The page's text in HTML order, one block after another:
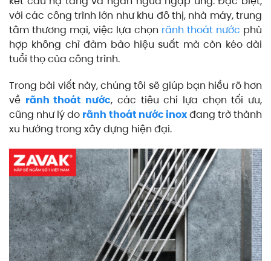
với các công trình lớn như khu đô thị, nhà máy, trung
tâm thương mại, việc lựa chọn rãnh thoát nước phù
hợp không chỉ đảm bảo hiệu suất mà còn kéo dài
tuổi thọ của công trình.
Trong bài viết này, chúng tôi sẽ giúp bạn hiểu rõ hơn
về rãnh thoát nước, các tiêu chí lựa chọn tối ưu,
cũng như lý do rãnh thoát nước inoxđang trở thành
xu hướng trong xây dựng hiện đại.